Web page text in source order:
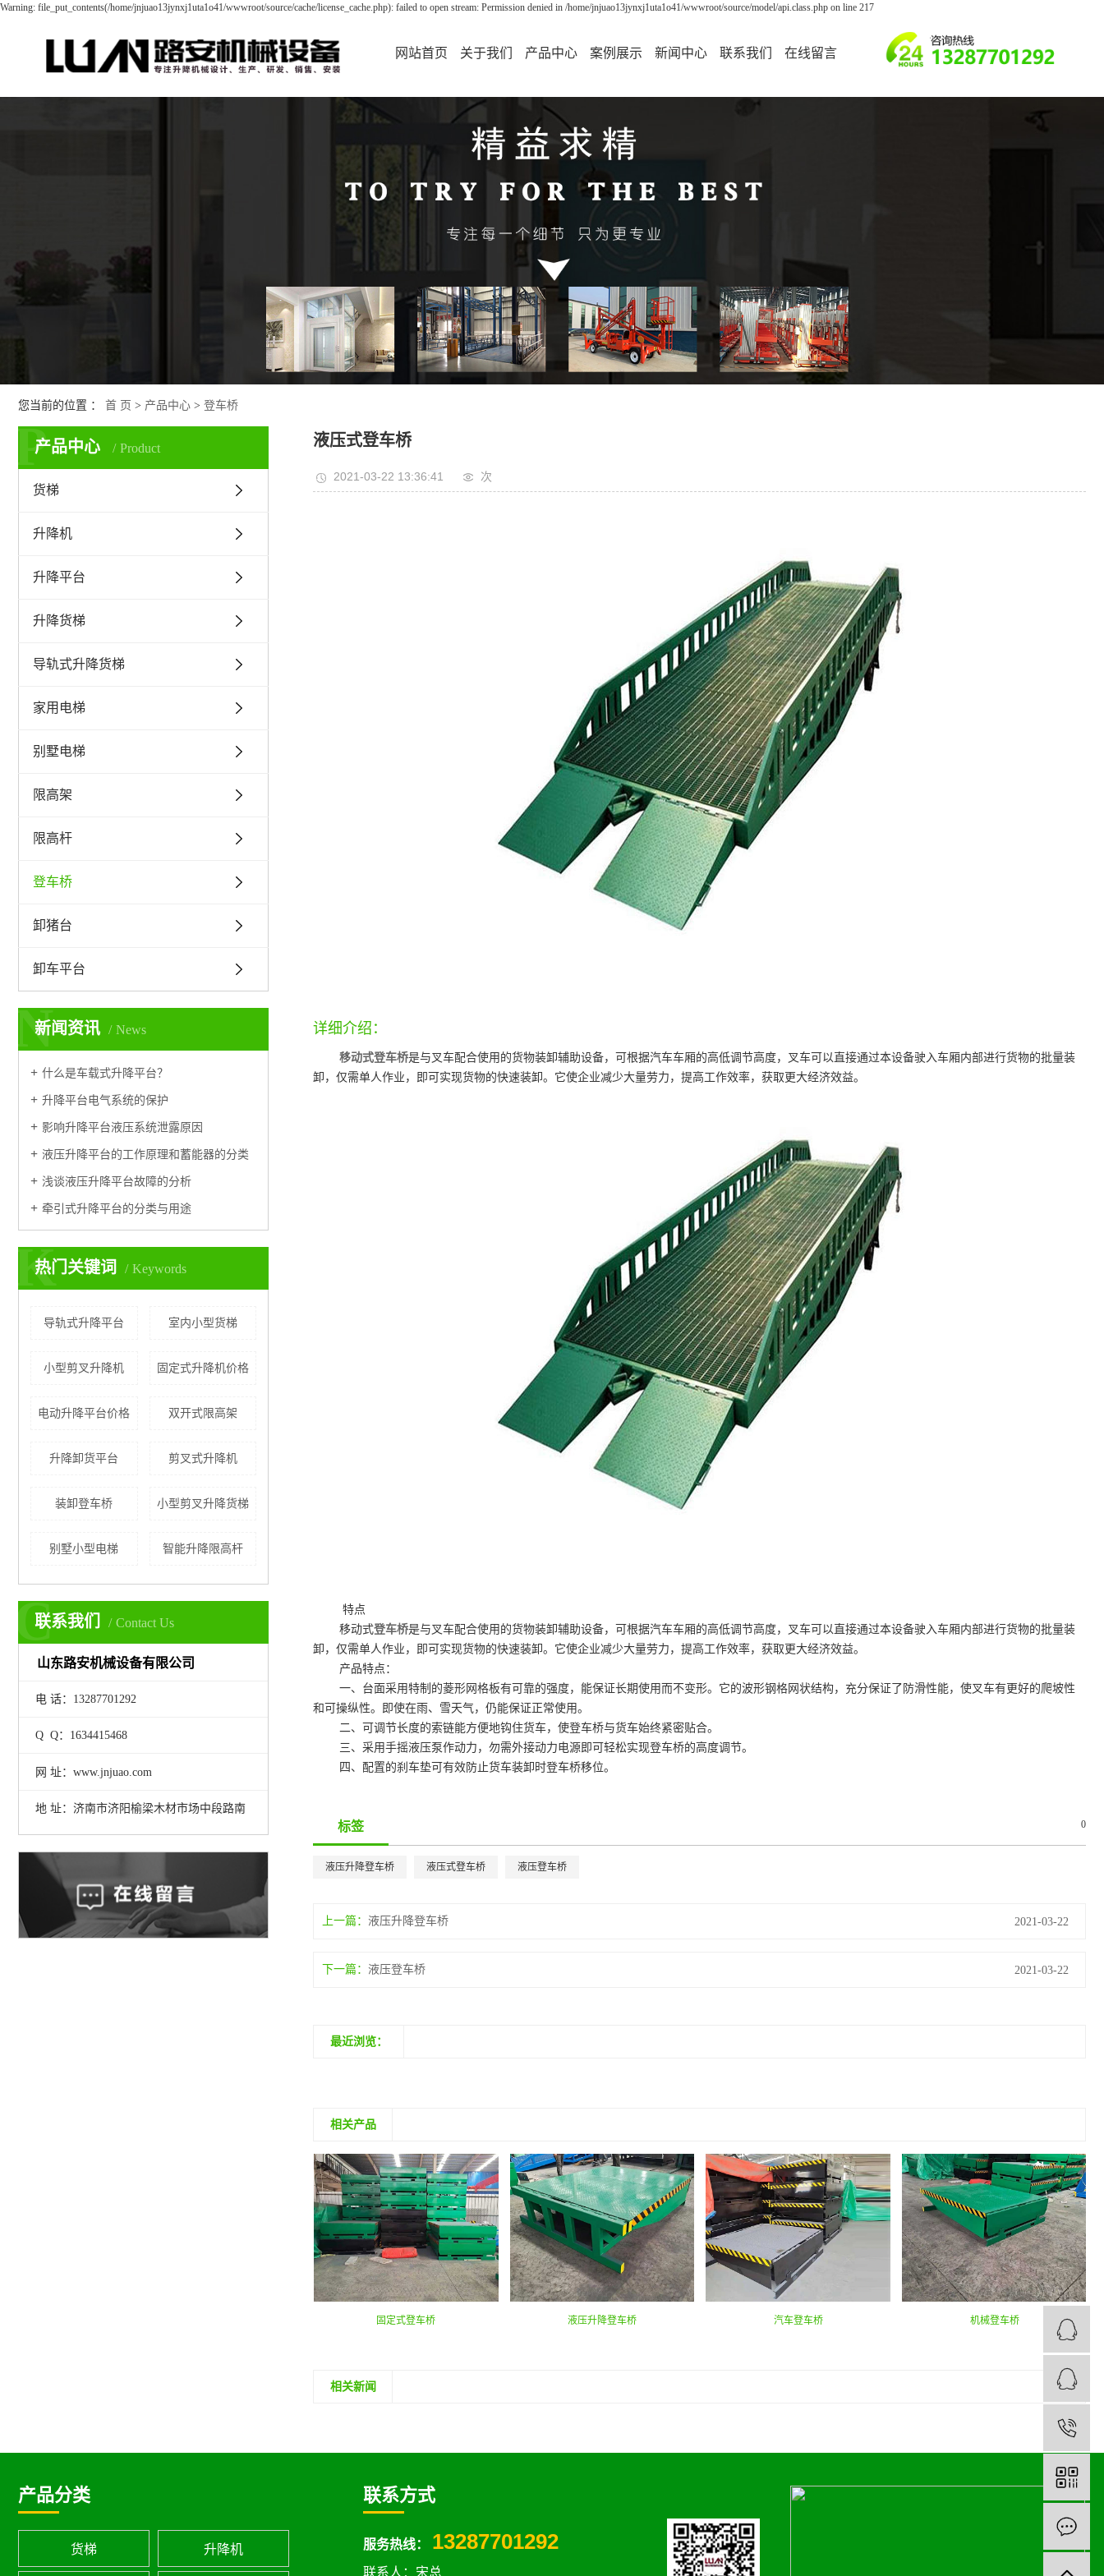
Warning: file_put_contents(/home/jnjuao13jynxj1uta1o41/wwwroot/source/cache/license_cache.php): failed to open stream: Permission denied in /home/jnjuao13jynxj1uta1o41/wwwroot/source/model/api.class.php on line 217
网站首页 关于我们
公司简介
产品中心
货梯
升降机
导轨式升降货梯
家用电梯
别墅电梯
限高架
限高杆
案例展示 新闻中心 联系我们 在线留言
您当前的位置 ： 首 页 > 产品中心 > 登车桥
产品中心 Product
P
货梯
升降机
升降平台
升降货梯
导轨式升降货梯
家用电梯
别墅电梯
限高架
限高杆
登车桥
卸猪台
卸车平台
新闻资讯 News
N
什么是车载式升降平台？
升降平台电气系统的保护
影响升降平台液压系统泄露原因
液压升降平台的工作原理和蓄能器的分类
浅谈液压升降平台故障的分析
牵引式升降平台的分类与用途
热门关键词 Keywords
K
导轨式升降平台 室内小型货梯
小型剪叉升降机 固定式升降机价格
电动升降平台价格 双开式限高架
升降卸货平台 剪叉式升降机
装卸登车桥 小型剪叉升降货梯
别墅小型电梯 智能升降限高杆
联系我们 Contact Us
C
山东路安机械设备有限公司
电 话：13287701292
Q Q：1634415468
网 址：www.jnjuao.com
地 址：济南市济阳榆梁木材市场中段路南
液压式登车桥
2021-03-22 13:36:41 次
详细介绍：
移动式登车桥是与叉车配合使用的货物装卸辅助设备，可根据汽车车厢的高低调节高度，叉车可以直接通过本设备驶入车厢内部进行货物的批量装
卸，仅需单人作业，即可实现货物的快速装卸。它使企业减少大量劳力，提高工作效率，获取更大经济效益。
特点
移动式登车桥是与叉车配合使用的货物装卸辅助设备，可根据汽车车厢的高低调节高度，叉车可以直接通过本设备驶入车厢内部进行货物的批量装
卸，仅需单人作业，即可实现货物的快速装卸。它使企业减少大量劳力，提高工作效率，获取更大经济效益。
产品特点：
一、台面采用特制的菱形网格板有可靠的强度，能保证长期使用而不变形。它的波形钢格网状结构，充分保证了防滑性能，使叉车有更好的爬坡性
和可操纵性。即使在雨、雪天气，仍能保证正常使用。
二、可调节长度的索链能方便地钩住货车，使登车桥与货车始终紧密贴合。
三、采用手摇液压泵作动力，勿需外接动力电源即可轻松实现登车桥的高度调节。
四、配置的刹车垫可有效防止货车装卸时登车桥移位。
标签 0
液压升降登车桥 液压式登车桥 液压登车桥
上一篇：液压升降登车桥 2021-03-22
下一篇：液压登车桥 2021-03-22
最近浏览：
相关产品
固定式登车桥 液压升降登车桥 汽车登车桥 机械登车桥
相关新闻
产品分类
货梯 升降机
联系方式
服务热线： 13287701292
联系人：宋总